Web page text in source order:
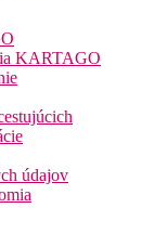
- 00:00).
hod.) à la carte.
detské menu).
obedy a
detské menu. All
a večere iba vo
menu. Voda,
a pečivo, pivo, víno,
v určitých
KARTAGO
údajov